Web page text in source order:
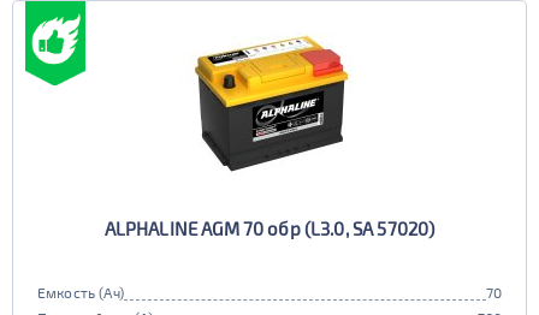
ALPHALINE AGM 70 обр (L3.0, SA 57020)
Емкость (Ач)
70